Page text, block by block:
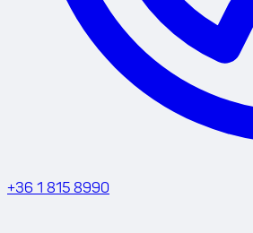
+36 1 815 8990